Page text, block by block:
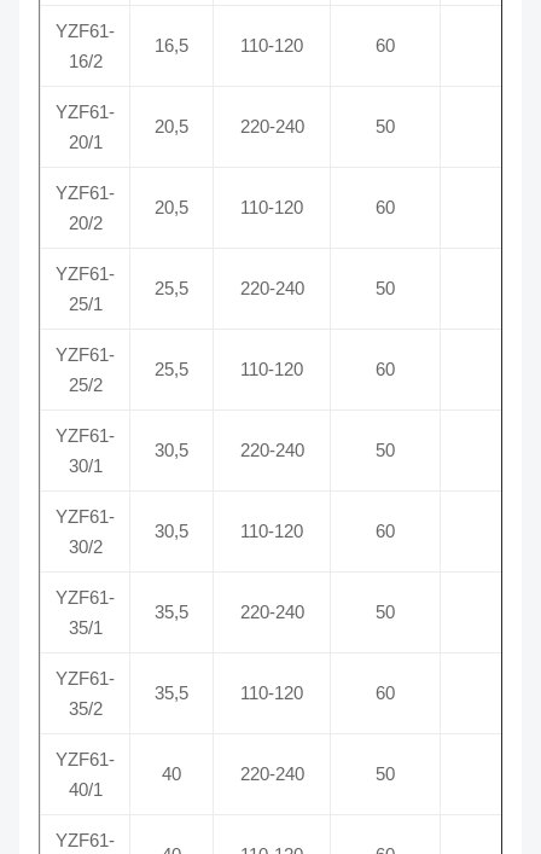
YZF61-
16/2
16,5 110-120 60
YZF61-
20/1
20,5 220-240 50
YZF61-
20/2
20,5 110-120 60
YZF61-
25/1
25,5 220-240 50
YZF61-
25/2
25,5 110-120 60
YZF61-
30/1
30,5 220-240 50
YZF61-
30/2
30,5 110-120 60
YZF61-
35/1
35,5 220-240 50
YZF61-
35/2
35,5 110-120 60
YZF61-
40/1
40 220-240 50
YZF61-